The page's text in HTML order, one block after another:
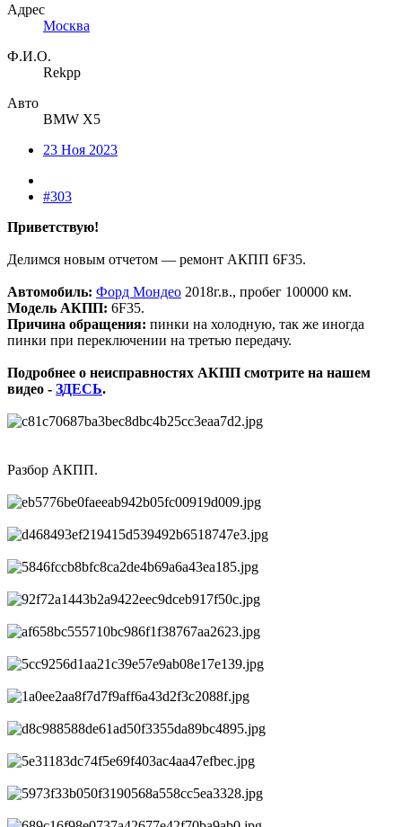
Адрес
Москва
Ф.И.О.
Rekpp
Авто
BMW X5
23 Ноя 2023
#303
Приветствую!
Делимся новым отчетом — ремонт АКПП 6F35.
Автомобиль: Форд Мондео 2018г.в., пробег 100000 км.
Модель АКПП: 6F35.
Причина обращения: пинки на холодную, так же иногда
пинки при переключении на третью передачу.
Подробнее о неисправностях АКПП смотрите на нашем
видео - ЗДЕСЬ.
Разбор АКПП.